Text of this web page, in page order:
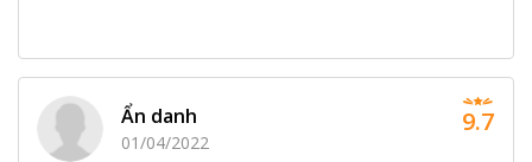
Ẩn danh
01/04/2022
9.7